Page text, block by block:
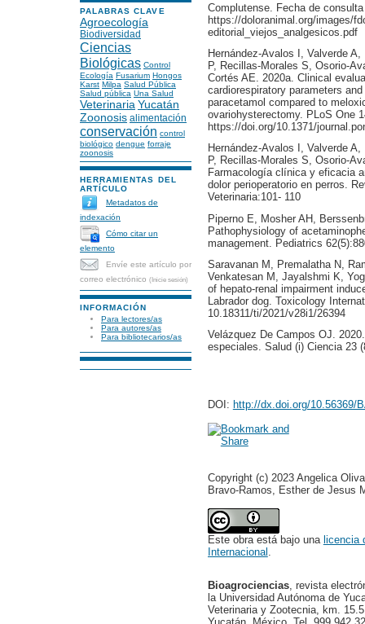
PALABRAS CLAVE
Agroecología
Biodiversidad
Ciencias
Biológicas Control
Ecología Fusarium Hongos
Karst Milpa Salud Pública
Salud pública Una Salud
Veterinaria Yucatán
Zoonosis alimentación
conservación control
biológico dengue forraje
zoonosis
HERRAMIENTAS DEL
ARTÍCULO
Metadatos de
indexación
Cómo citar un
elemento
Envíe este artículo por
correo electrónico (Inicie sesión)
INFORMACIÓN
Para lectores/as
Para autores/as
Para bibliotecarios/as
Complutense. Fecha de
https://doloranimal.org/images/
editorial_viejos_analgesicos.pdf
Hernández-Avalos I, Valverde
P, Recillas-Morales S, Osorio-
Cortés AE. 2020a. Clinical
cardiorespiratory parameters
paracetamol compared to
ovariohysterectomy. PLoS One
https://doi.org/10.1371/
Hernández-Avalos I, Valverde
P, Recillas-Morales S, Osorio-
Farmacología clínica y eficacia
dolor perioperatorio en perros.
Veterinaria:101- 110
Piperno E, Mosher AH,
Pathophysiology of
management. Pediatrics
Saravanan M, Premalatha N,
Venkatesan M, Jayalshmi K,
of hepato-renal impairment
Labrador dog. Toxicology
10.18311/ti/2021/v28i1/26394
Velázquez De Campos OJ.
especiales. Salud (i) Ciencia 23
DOI: http://dx.doi.org/10.56369/
Copyright (c) 2023 Angelica
Bravo-Ramos, Esther de Jesus
Este obra está bajo una licencia
Internacional .
Bioagrociencias, revista
la Universidad Autónoma de
Veterinaria y Zootecnia, km.